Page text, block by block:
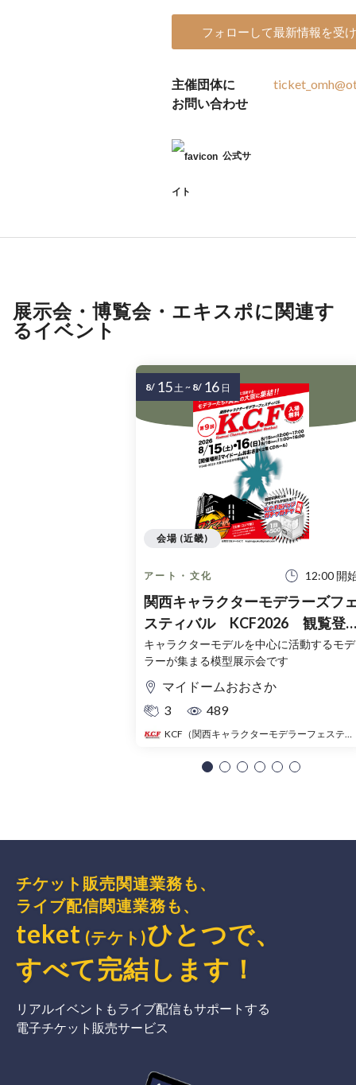
フォローして最新情報を受
主催団体に
お問い合わせ
公式サ
イト
展示会・博覧会・エキスポに関連す
るイベント
アート・文化 12:00 開
関西キャラクターモデラーズフ
スティバル KCF2026 観覧登
録チケット（無料）
キャラクターモデルを中心に活動するモデ
ラーが集まる模型展示会です
マイドームおおさか
3
489
KCF（関西キャラクターモデラーフェスティバル）
会場 (近畿)
8/ 15土~ 8/ 16 日
チケット販売関連業務も、
ライブ配信関連業務も、
teket (テケト)ひとつで、
すべて完結 します ！
リアルイベントもライブ配信もサポートする
電子チケット販売サービス